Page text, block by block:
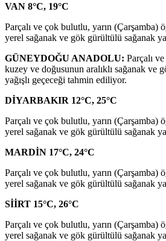
VAN 8°C, 19°C
Parçalı ve çok bulutlu, yarın (Çarşamba)
yerel sağanak ve gök gürültülü sağanak
GÜNEYDOĞU ANADOLU: Parçalı
kuzey ve doğusunun aralıklı sağanak ve
yağışlı geçeceği tahmin ediliyor.
DİYARBAKIR 12°C, 25°C
Parçalı ve çok bulutlu, yarın (Çarşamba)
yerel sağanak ve gök gürültülü sağanak
MARDİN 17°C, 24°C
Parçalı ve çok bulutlu, yarın (Çarşamba)
yerel sağanak ve gök gürültülü sağanak
SİİRT 15°C, 26°C
Parçalı ve çok bulutlu, yarın (Çarşamba)
yerel sağanak ve gök gürültülü sağanak